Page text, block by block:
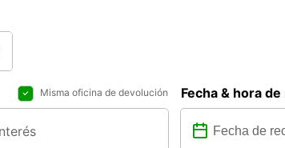
Misma oficina de devolución Fecha & hora